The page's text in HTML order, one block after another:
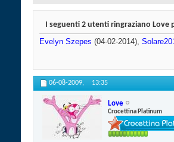
I seguenti 2 utenti ringraziano Love
Evelyn Szepes (04-02-2014),
06-08-2009, 13:35
Love
Crocettina Platinum